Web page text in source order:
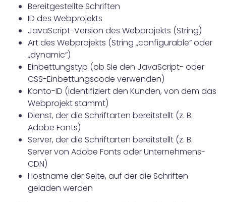
Bereitgestellte Schriften
ID des Webprojekts
JavaScript-Version des Webprojekts (String)
Art des Webprojekts (String „configurable“ oder
„dynamic“)
Einbettungstyp (ob Sie den JavaScript- oder
CSS-Einbettungscode verwenden)
Konto-ID (identifiziert den Kunden, von dem das
Webprojekt stammt)
Dienst, der die Schriftarten bereitstellt (z. B.
Adobe Fonts)
Server, der die Schriftarten bereitstellt (z. B.
Server von Adobe Fonts oder Unternehmens-
CDN)
Hostname der Seite, auf der die Schriften
geladen werden